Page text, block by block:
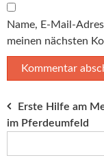
Name, E-Mail-
meinen nächsten
Erste Hilfe am
im Pferdeumfeld